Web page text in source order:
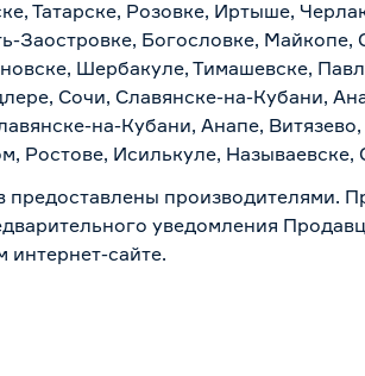
Татарске, Розовке, Иртыше,
Заостровке, Богословке,
Шербакуле, Тимашевске,
Сочи, Славянске-на-Кубани,
на-Кубани, Анапе,
Ростове, Исилькуле,
производителями.
уведомления
интернет-сайте.